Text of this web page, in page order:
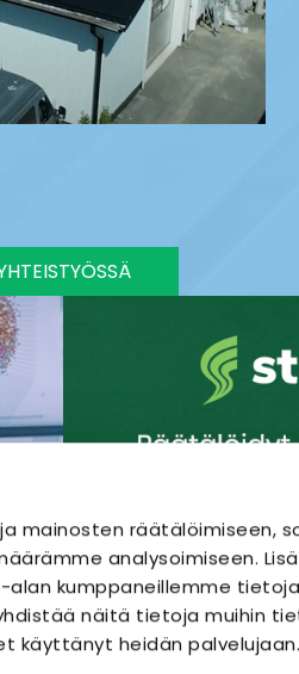
mainosten räätälöimiseen,
analysoimiseen.
alan kumppaneillemme
näitä tietoja muihin
käyttänyt heidän palvelujaan.
SÄHKÖSUUNNITTELU